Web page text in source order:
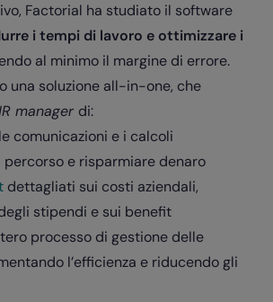
Factorial ha studiato il software
i tempi di lavoro e ottimizzare i
al minimo il margine di errore.
una soluzione all-in-one, che
manager di:
comunicazioni e i calcoli
percorso e risparmiare denaro
dettagliati sui costi aziendali,
stipendi e sui benefit
processo di gestione delle
l’efficienza e riducendo gli